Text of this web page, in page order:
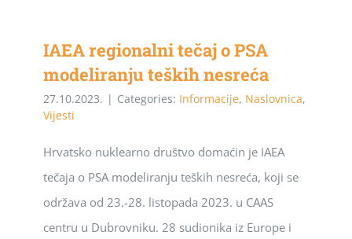
IAEA regionalni tečaj o PSA
modeliranju teških nesreća
27.10.2023. | Categories: Informacije, Naslovnica,
Vijesti
Hrvatsko nuklearno društvo domaćin je IAEA
tečaja o PSA modeliranju teških nesreća, koji se
održava od 23.-28. listopada 2023. u CAAS
centru u Dubrovniku. 28 sudionika iz Europe i